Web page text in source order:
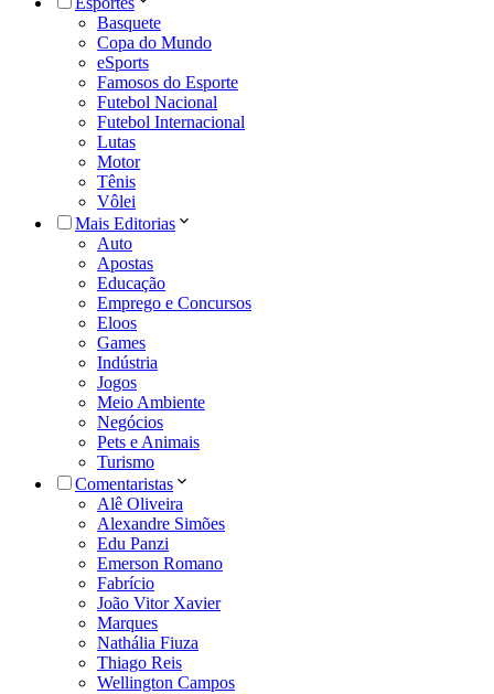
Basquete
Copa do Mundo
eSports
Famosos do Esporte
Futebol Nacional
Futebol Internacional
Lutas
Motor
Tênis
Vôlei
Mais Editorias
Auto
Apostas
Educação
Emprego e Concursos
Eloos
Games
Indústria
Jogos
Meio Ambiente
Negócios
Pets e Animais
Turismo
Comentaristas
Alê Oliveira
Alexandre Simões
Edu Panzi
Emerson Romano
Fabrício
João Vitor Xavier
Marques
Nathália Fiuza
Thiago Reis
Wellington Campos